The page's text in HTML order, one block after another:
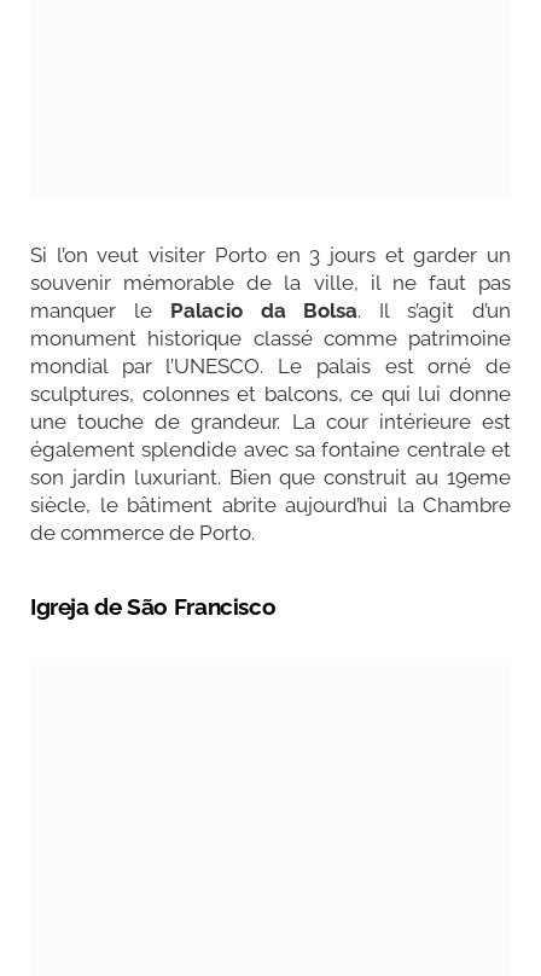
Si l’on veutvisiter Porto en 3 jourset garder un
souvenir mémorable de la ville, il ne faut pas
manquer le Palacio da Bolsa. Il s’agit d’un
monument historique classé comme patrimoine
mondial par l’UNESCO. Le palais est orné de
sculptures, colonnes et balcons, ce qui lui donne
une touche de grandeur. La cour intérieure est
également splendide avec sa fontaine centrale et
son jardin luxuriant. Bien que construit au 19eme
siècle, le bâtiment abrite aujourd’hui la Chambre
de commerce de Porto.
Igreja de São Francisco